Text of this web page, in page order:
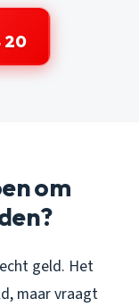
20
om
geld. Het
maar vraagt